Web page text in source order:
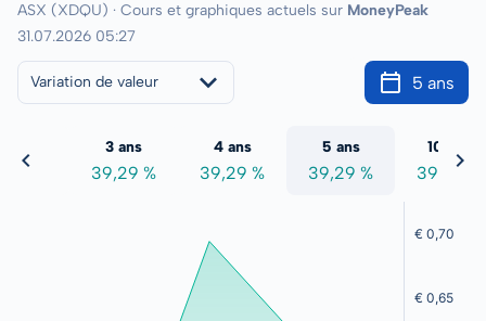
ASX (XDQU) · Cours et graphiques actuels sur MoneyPeak
31.07.2026 05:27
Variation de valeur 5 ans
%
3 ans
39,29 %
4 ans
39,29 %
5 ans
39,29 %
10 ans
39,29 %